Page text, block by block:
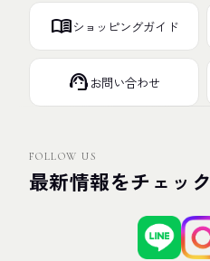
menu_bookショッピングガイド
support_agent お問い合わせ
FOLLOW US
最新情報をチェック